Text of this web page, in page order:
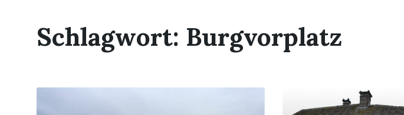
Schlagwort: Burgvorplatz
Read